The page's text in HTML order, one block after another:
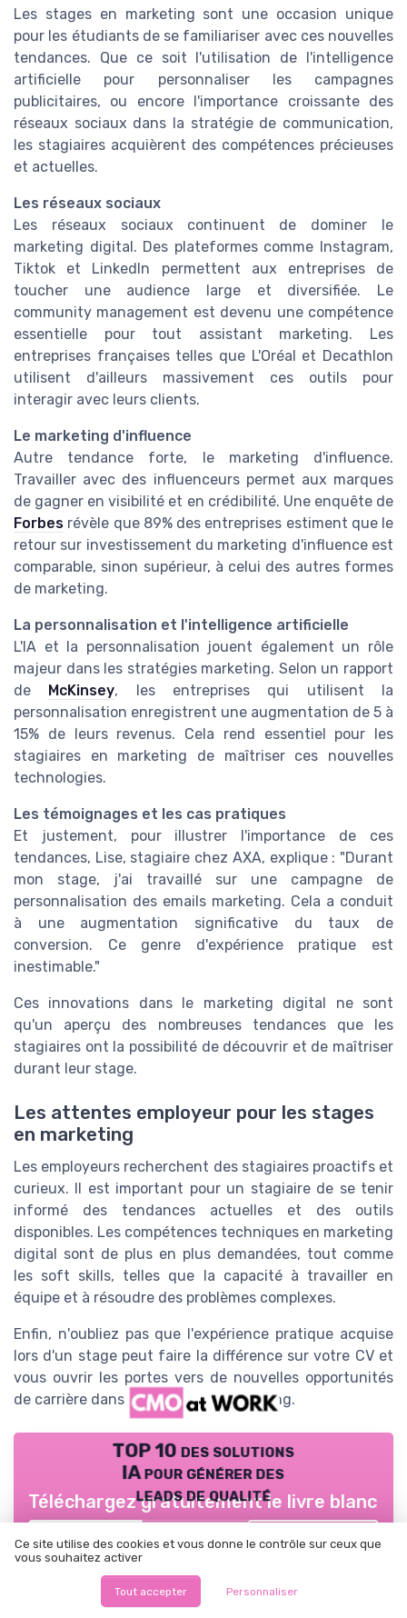
Les stages en marketing sont une occasion unique
pour les étudiants de se familiariser avec ces nouvelles
tendances. Que ce soit l'utilisation de l'intelligence
artificielle pour personnaliser les campagnes
publicitaires, ou encore l'importance croissante des
réseaux sociaux dans la stratégie de communication,
les stagiaires acquièrent des compétences précieuses
et actuelles.
Les réseaux sociaux
Les réseaux sociaux continuent de dominer le
marketing digital. Des plateformes comme Instagram,
Tiktok et LinkedIn permettent aux entreprises de
toucher une audience large et diversifiée. Le
community management est devenu une compétence
essentielle pour tout assistant marketing. Les
entreprises françaises telles que L'Oréal et Decathlon
utilisent d'ailleurs massivement ces outils pour
interagir avec leurs clients.
Le marketing d'influence
Autre tendance forte, le marketing d'influence.
Travailler avec des influenceurs permet aux marques
de gagner en visibilité et en crédibilité. Une enquête de
Forbes révèle que 89% des entreprises estiment que le
retour sur investissement du marketing d'influence est
comparable, sinon supérieur, à celui des autres formes
de marketing.
La personnalisation et l'intelligence artificielle
L'IA et la personnalisation jouent également un rôle
majeur dans les stratégies marketing. Selon un rapport
de McKinsey, les entreprises qui utilisent la
personnalisation enregistrent une augmentation de 5 à
15% de leurs revenus. Cela rend essentiel pour les
stagiaires en marketing de maîtriser ces nouvelles
technologies.
Les témoignages et les cas pratiques
Et justement, pour illustrer l'importance de ces
tendances, Lise, stagiaire chez AXA, explique : "Durant
mon stage, j'ai travaillé sur une campagne de
personnalisation des emails marketing. Cela a conduit
à une augmentation significative du taux de
conversion. Ce genre d'expérience pratique est
inestimable."
Ces innovations dans le marketing digital ne sont
qu'un aperçu des nombreuses tendances que les
stagiaires ont la possibilité de découvrir et de maîtriser
durant leur stage.
Les attentes employeur pour les stages
en marketing
Les employeurs recherchent des stagiaires proactifs et
curieux. Il est important pour un stagiaire de se tenir
informé des tendances actuelles et des outils
disponibles. Les compétences techniques en marketing
digital sont de plus en plus demandées, tout comme
les soft skills, telles que la capacité à travailler en
équipe et à résoudre des problèmes complexes.
Enfin, n'oubliez pas que l'expérience pratique acquise
lors d'un stage peut faire la différence sur votre CV et
vous ouvrir les portes vers de nouvelles opportunités
de carrière dans le secteur du marketing.
TOP 10 des solutions
IA pour générer des
leads de qualité
CMO at WORK ! — 2026
Téléchargez gratuitement le livre blanc
➔ Télécharger
En remplissant ce formulaire, j’accepte d’être contacté(e) à
des fins commerciales par CMO at WORK ! et ses partenaires.
Ce site utilise des cookies et vous donne le contrôle sur ceux que
vous souhaitez activer
Tout accepter Personnaliser